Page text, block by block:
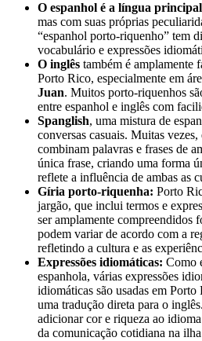
O espanhol é a língua
mas com suas próprias
“espanhol porto-riquenho” tem
vocabulário e expressões
O inglês também é amplamente
Porto Rico, especialmente em
Juan. Muitos porto-riquenhos
entre espanhol e inglês com
Spanglish, uma mistura de
conversas casuais. Muitas
combinam palavras e frases de
única frase, criando uma forma
reflete a influência de ambas as
Gíria porto-riquenha: Porto
jargão, que inclui termos e
ser amplamente compreendidos
podem variar de acordo com a
refletindo a cultura e as
Expressões idiomáticas: Como
espanhola, várias expressões
idiomáticas são usadas em
uma tradução direta para o
adicionar cor e riqueza ao
da comunicação cotidiana na